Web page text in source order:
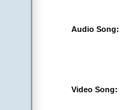
Audio Song:
Video Song: